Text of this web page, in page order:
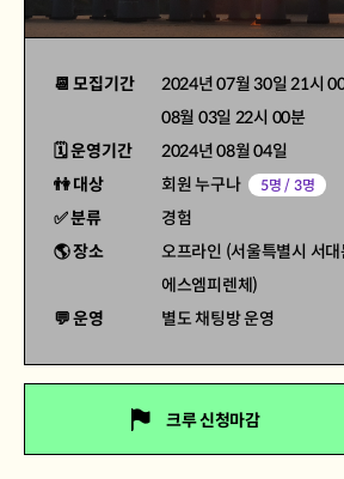
📆 모집기간 2024년 07월 30일 21시
08월 03일 22시 00분
🗓 운영기간
2024년 08월 04일
👫 대상
회원 누구나 5명 / 3명
✅ 분류
경험
🌎 장소
오프라인 (서울특별시 서
에스엠피렌체)
💬 운영
별도 채팅방 운영
크루 신청마감